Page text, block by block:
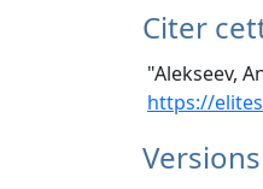
Citer
"Alekseev,
https://